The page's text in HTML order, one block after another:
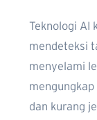
Teknologi AI
mendeteksi
menyelami
dan kurang